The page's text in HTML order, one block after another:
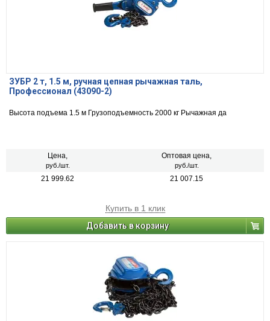
ЗУБР 2 т, 1.5 м, ручная цепная рычажная таль,
Профессионал (43090-2)
Высота подъема 1.5 м Грузоподъемность 2000 кг Рычажная да
Цена,
руб./шт.
Оптовая цена,
руб./шт.
21 999.62 21 007.15
Купить в 1 клик
Добавить в корзину